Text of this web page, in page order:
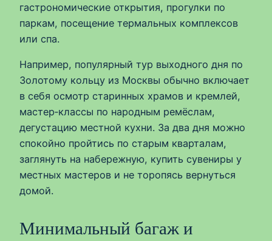
гастрономические открытия, прогулки по
паркам, посещение термальных комплексов
или спа.
Например, популярный тур выходного дня по
Золотому кольцу из Москвы обычно включает
в себя осмотр старинных храмов и кремлей,
мастер‑классы по народным ремёслам,
дегустацию местной кухни. За два дня можно
спокойно пройтись по старым кварталам,
заглянуть на набережную, купить сувениры у
местных мастеров и не торопясь вернуться
домой.
Минимальный багаж и